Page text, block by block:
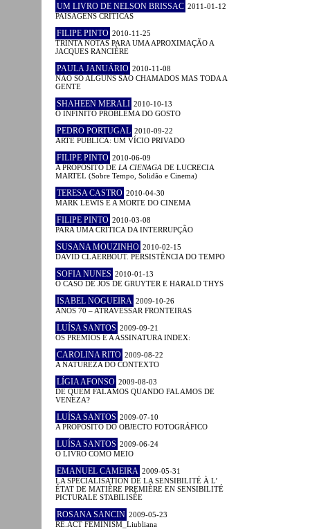
UM LIVRO DE NELSON BRISSAC 2011-01-12
PAISAGENS CRÍTICAS
FILIPE PINTO 2010-11-25
TRINTA NOTAS PARA UMA APROXIMAÇÃO A
JACQUES RANCIÈRE
PAULA JANUÁRIO 2010-11-08
NÃO SÓ ALGUNS SÃO CHAMADOS MAS TODA A
GENTE
SHAHEEN MERALI 2010-10-13
O INFINITO PROBLEMA DO GOSTO
PEDRO PORTUGAL 2010-09-22
ARTE PÚBLICA: UM VÍCIO PRIVADO
FILIPE PINTO 2010-06-09
A PROPÓSITO DE LA CIENAGA DE LUCRECIA
MARTEL (Sobre Tempo, Solidão e Cinema)
TERESA CASTRO 2010-04-30
MARK LEWIS E A MORTE DO CINEMA
FILIPE PINTO 2010-03-08
PARA UMA CRÍTICA DA INTERRUPÇÃO
SUSANA MOUZINHO 2010-02-15
DAVID CLAERBOUT. PERSISTÊNCIA DO TEMPO
SOFIA NUNES 2010-01-13
O CASO DE JOS DE GRUYTER E HARALD THYS
ISABEL NOGUEIRA 2009-10-26
ANOS 70 – ATRAVESSAR FRONTEIRAS
LUÍSA SANTOS 2009-09-21
OS PRÉMIOS E A ASSINATURA INDEX:
CAROLINA RITO 2009-08-22
A NATUREZA DO CONTEXTO
LÍGIA AFONSO 2009-08-03
DE QUEM FALAMOS QUANDO FALAMOS DE
VENEZA?
LUÍSA SANTOS 2009-07-10
A PROPÓSITO DO OBJECTO FOTOGRÁFICO
LUÍSA SANTOS 2009-06-24
O LIVRO COMO MEIO
EMANUEL CAMEIRA 2009-05-31
LA SPÉCIALISATION DE LA SENSIBILITÉ À L’
ÉTAT DE MATIÈRE PREMIÈRE EN SENSIBILITÉ
PICTURALE STABILISÉE
ROSANA SANCIN 2009-05-23
RE.ACT FEMINISM_Liubliana